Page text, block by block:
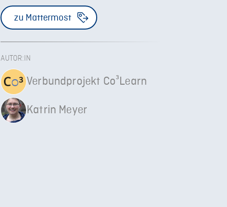
zu Mattermost
AUTOR:IN
Verbundprojekt Co³Learn
Katrin Meyer